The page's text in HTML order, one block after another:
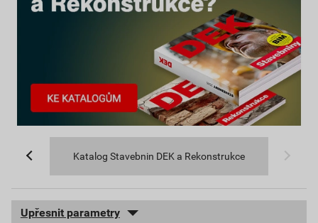
Katalog Stavebnin DEK a Rekonstrukce
Upřesnit parametry